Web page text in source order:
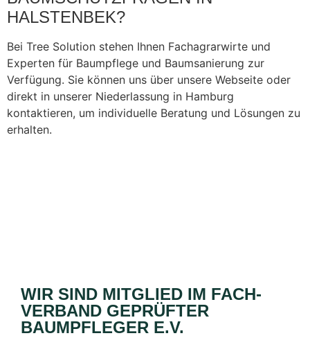
HALSTENBEK?
Bei Tree Solution stehen Ihnen Fachagrarwirte und
Experten für Baumpflege und Baumsanierung zur
Verfügung. Sie können uns über unsere Webseite oder
direkt in unserer Niederlassung in Hamburg
kontaktieren, um individuelle Beratung und Lösungen zu
erhalten.
WIR SIND MITGLIED IM FACH­
VERBAND GEPRÜFTER
BAUMPFLEGER E.V.